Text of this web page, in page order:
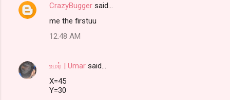
C
e
CrazyBugger said…
me the firstuu
12:48 AM
உமர் | Umar said…
X=45
Y=30